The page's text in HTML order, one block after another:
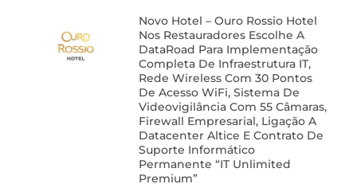
Novo Hotel – Ouro Rossio Hotel
Nos Restauradores Escolhe A
DataRoad Para Implementação
Completa De Infraestrutura IT,
Rede Wireless Com 30 Pontos
De Acesso WiFi, Sistema De
Videovigilância Com 55 Câmaras,
Firewall Empresarial, Ligação A
Datacenter Altice E Contrato De
Suporte Informático
Permanente “IT Unlimited
Premium”